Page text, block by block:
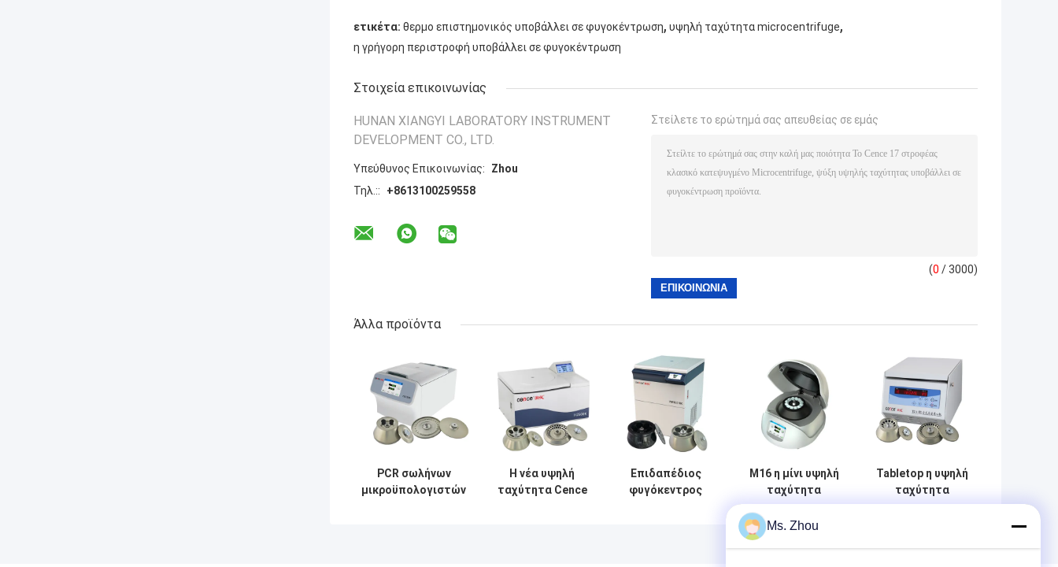
ετικέτα: θερμο επιστημονικός υποβάλλει σε φυγοκέντρωση, υψηλή ταχύτητα microcentrifuge,
η γρήγορη περιστροφή υποβάλλει σε φυγοκέντρωση
Στοιχεία επικοινωνίας
HUNAN XIANGYI LABORATORY INSTRUMENT
DEVELOPMENT CO., LTD.
Υπεύθυνος Επικοινωνίας:
Zhou
Τηλ.::
+8613100259558
Στείλετε το ερώτημά σας απευθείας σε εμάς
(0 / 3000)
Άλλα προϊόντα
PCR σωλήνων
μικροϋπολογιστών
Η νέα υψηλή
ταχύτητα Cence
Επιδαπέδιος
φυγόκεντρος
M16 η μίνι υψηλή
ταχύτητα
υποβάλλει σε
φυγοκέντρωση
με το στροφέα
Tabletop η υψηλή
ταχύτητα
υποβάλλει την
Ms. Zhou